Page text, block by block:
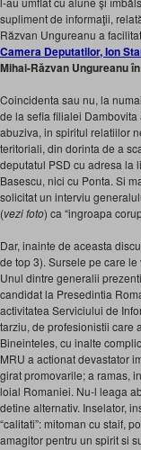
supliment de informaţii,
Răzvan Ungureanu a
Camera Deputatilor, Ion
Mihai-Răzvan Ungureanu
Coincidenta sau nu, la
de la sefia filialei Dambovita
abuziva, in spiritul relatiilor
teritoriali, din dorinta de a
deputatul PSD cu adresa la
Basescu, nici cu Ponta. Si
solicitat un interviu
(vezi foto) ca “ingroapa
Dar, inainte de aceasta
de top 3). Sursele pe care
Unul dintre generalii
candidat la Presedintia
activitatea Serviciului de
tarziu, de profesionistii care
Bineinteles, cu inalte
MRU a actionat devastator
girat promovarile; a ramas,
loial Romaniei. Nu-l leaga
detine alternativ. Inselator,
“calitati”: mitoman cu staif,
amagitor pentru un spirit si